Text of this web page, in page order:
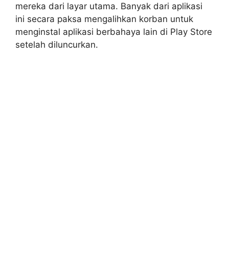
mereka dari layar utama. Banyak dari aplikasi
ini secara paksa mengalihkan korban untuk
menginstal aplikasi berbahaya lain di Play Store
setelah diluncurkan.